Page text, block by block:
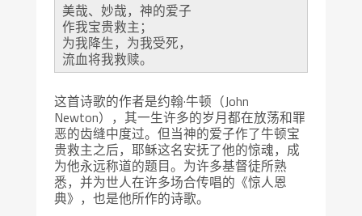
美哉、妙哉，神的爱子
作我宝贵救主；
为我降生，为我受死，
流血将我救赎。
这首诗歌的作者是约翰·牛顿（John
Newton），其一生许多的岁月都在放荡和罪
恶的齿缝中度过。但当神的爱子作了牛顿宝
贵救主之后，耶稣这名安抚了他的惊魂，成
为他永远称道的题目。为许多基督徒所熟
悉，并为世人在许多场合传唱的《惊人恩
典》，也是他所作的诗歌。